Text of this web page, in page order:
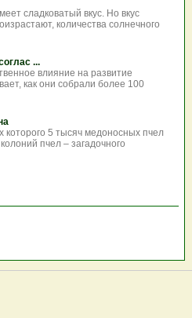
сладковатый вкус. Но вкус
количества солнечного
...
влияние на развитие
как они собрали более 100
которого 5 тысяч медоносных пчел
пчел – загадочного